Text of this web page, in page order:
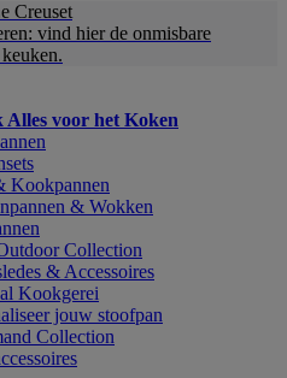
Creuset
vind hier de onmisbare
Alles voor het Koken
Kookpannen
& Wokken
Collection
& Accessoires
Kookgerei
jouw stoofpan
Collection